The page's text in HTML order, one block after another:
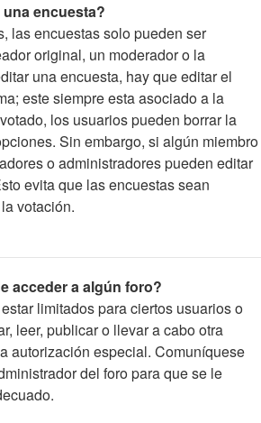
encuesta?
las encuestas solo pueden ser
original, un moderador o la
una encuesta, hay que editar el
este siempre esta asociado a la
los usuarios pueden borrar la
Sin embargo, si algún miembro
o administradores pueden editar
evita que las encuestas sean
votación.
acceder a algún foro?
limitados para ciertos usuarios o
leer, publicar o llevar a cabo otra
autorización especial. Comuníquese
del foro para que se le